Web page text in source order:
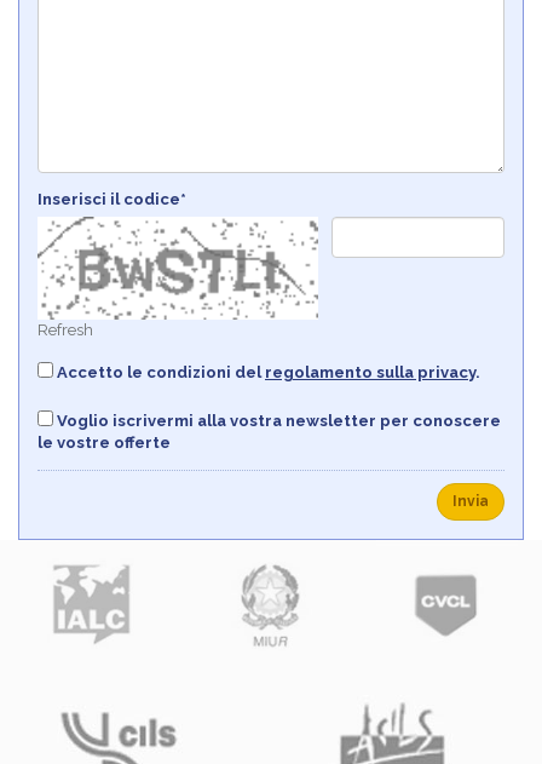
Inserisci il codice*
Refresh
Accetto le condizioni del regolamento sulla privacy.
Voglio iscrivermi alla vostra newsletter per conoscere
le vostre offerte
Invia